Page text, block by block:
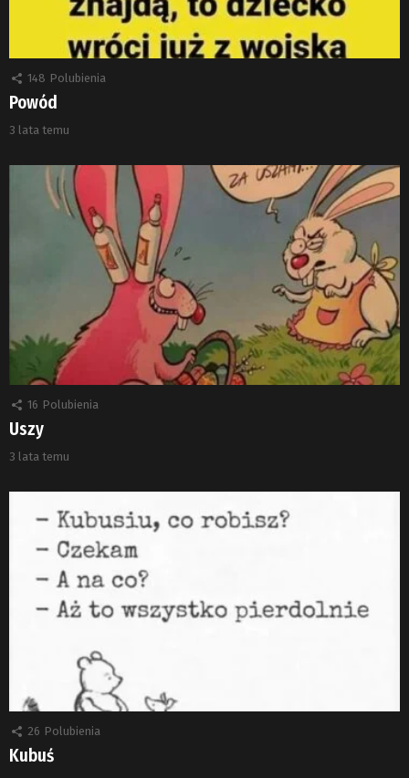
148 Polubienia
Powód
3 lata temu
16 Polubienia
Uszy
3 lata temu
26 Polubienia
Kubuś